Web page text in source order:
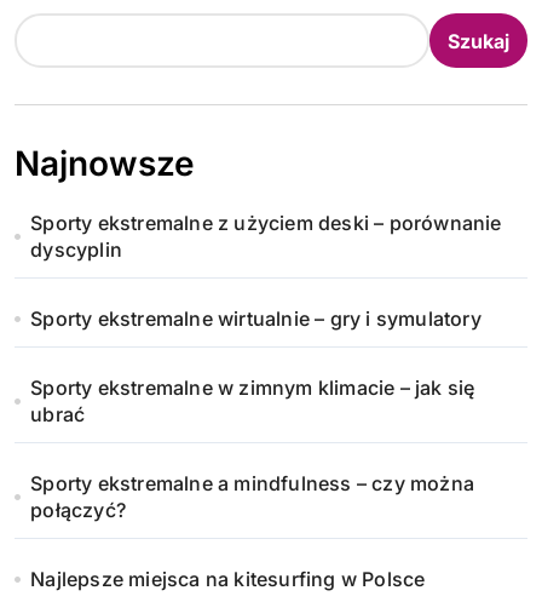
Szukaj
Najnowsze
Sporty ekstremalne z użyciem deski – porównanie
dyscyplin
Sporty ekstremalne wirtualnie – gry i symulatory
Sporty ekstremalne w zimnym klimacie – jak się
ubrać
Sporty ekstremalne a mindfulness – czy można
połączyć?
Najlepsze miejsca na kitesurfing w Polsce